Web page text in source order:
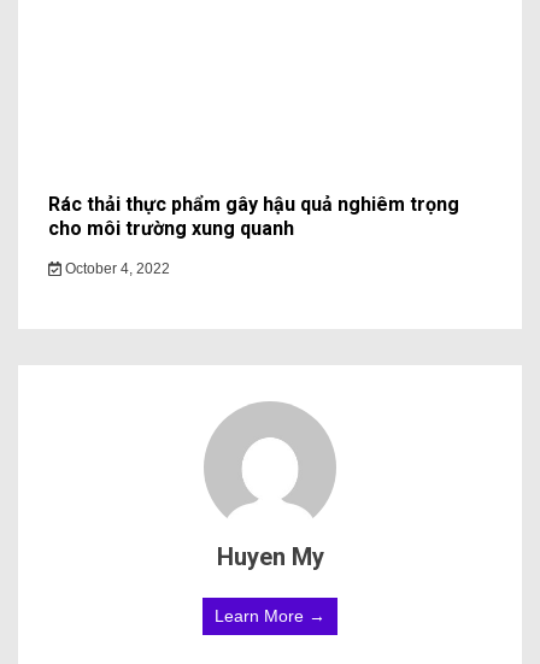
Rác thải thực phẩm gây hậu quả nghiêm trọng
cho môi trường xung quanh
October 4, 2022
Huyen My
Learn More →